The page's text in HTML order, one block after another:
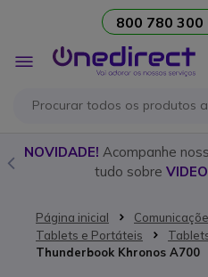
800 780 300
Alternar
Nav
NOVIDADE! Acompanhe
tudo sobre
Página inicial
Tablets e Portáteis
Thunderbook Khronos A700